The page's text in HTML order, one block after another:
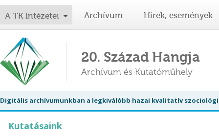
A TK Intézetei Archívum Hírek, események
20. Század Hangja
Archívum és Kutatóműhely
Digitális archívumunkban a legkiválóbb hazai kvalitatív
Kutatásaink